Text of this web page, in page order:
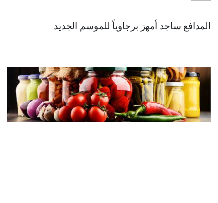
المدافع ساجد أمهز برجاوياً للموسم الجديد